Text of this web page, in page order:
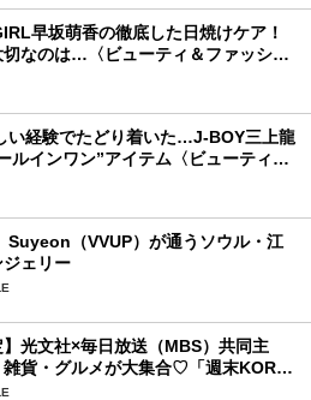
早坂萌香の徹底した日焼けケア！
なのは…〈ビューティ＆ファッショ
い経験でたどり着いた…J-BOY三上龍
ルインワン”アイテム〈ビューティ＆
需品〉
Suyeon（VVUP）が通うソウル・江
ェリー
】光文社×毎日放送（MBS）共同主
貨・グルメが大集合♡「週末KOREA
」が開催